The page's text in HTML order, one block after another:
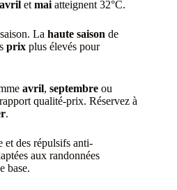
avril et mai atteignent 32°C.
La haute saison de
prix plus élevés pour
avril, septembre ou
qualité-prix. Réservez à
.
et des répulsifs anti-
aux randonnées
base.